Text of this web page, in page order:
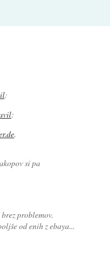
:
:
.
si pa
problemov.
od enih z ebaya...